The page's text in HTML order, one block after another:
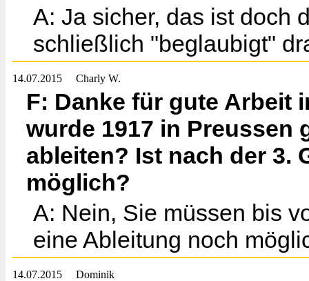
A: Ja sicher, das ist doch
schließlich "beglaubigt"
14.07.2015 Charly W.
F: Danke für gute Arbeit
wurde 1917 in Preussen
ableiten? Ist nach der 3.
möglich?
A: Nein, Sie müssen bis
eine Ableitung noch
14.07.2015 Dominik